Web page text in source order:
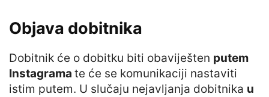
Objava dobitnika
Dobitnik će o dobitku biti obaviješten putem
Instagrama te će se komunikaciji nastaviti
istim putem. U slučaju nejavljanja dobitnika u